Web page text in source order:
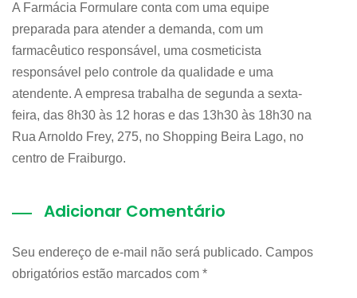
A Farmácia Formulare conta com uma equipe
preparada para atender a demanda, com um
farmacêutico responsável, uma cosmeticista
responsável pelo controle da qualidade e uma
atendente. A empresa trabalha de segunda a sexta-
feira, das 8h30 às 12 horas e das 13h30 às 18h30 na
Rua Arnoldo Frey, 275, no Shopping Beira Lago, no
centro de Fraiburgo.
Adicionar Comentário
Seu endereço de e-mail não será publicado. Campos
obrigatórios estão marcados com *